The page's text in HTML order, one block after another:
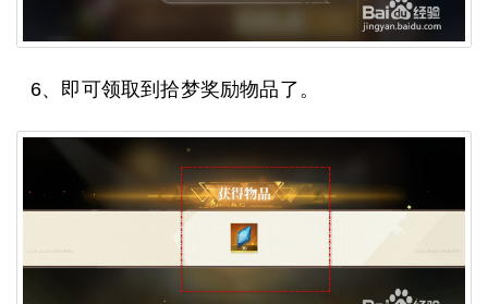
6、即可领取到拾梦奖励物品了。